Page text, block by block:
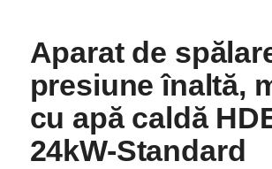
Aparat de
presiune înaltă,
cu apă caldă
24kW-Standard